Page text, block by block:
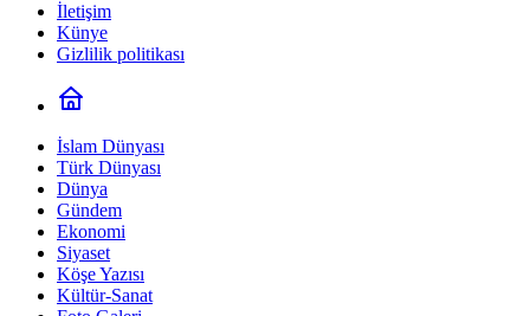
İletişim
Künye
Gizlilik politikası
İslam Dünyası
Türk Dünyası
Dünya
Gündem
Ekonomi
Siyaset
Köşe Yazısı
Kültür-Sanat